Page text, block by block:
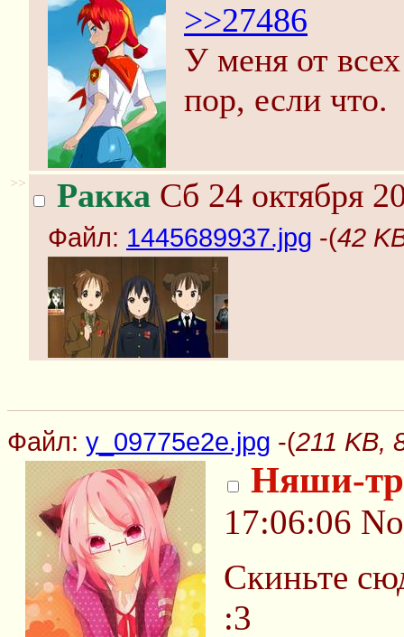
>>27486
У меня от
пор, если что.
>> Ракка Сб 24 октября
Файл: 1445689937.jpg -(42
Файл: y_09775e2e.jpg -(211 KB,
Няши-
17:06:06
Скиньте
:3